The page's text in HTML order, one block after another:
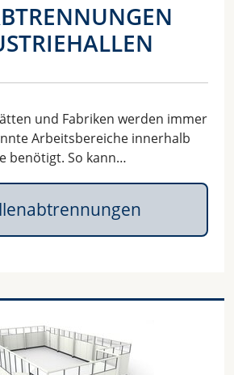
und Fabriken werden immer
Arbeitsbereiche innerhalb
benötigt. So kann…